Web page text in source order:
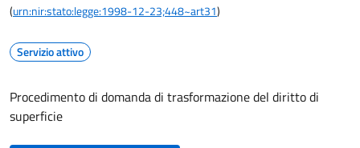
(urn:nir:stato:legge:1998-12-23;448~art31)
Servizio attivo
Procedimento di domanda di trasformazione del diritto di
superficie